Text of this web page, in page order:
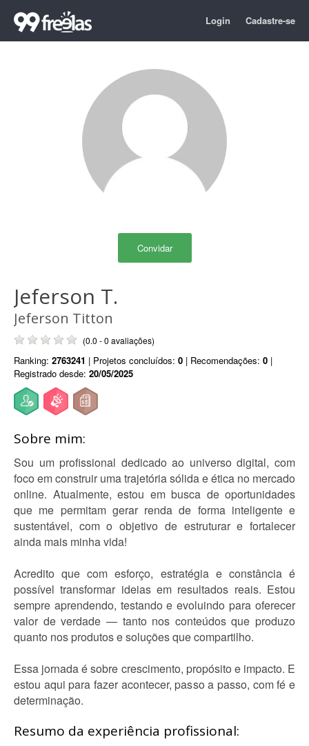
Login Cadastre-se
Convidar
Jeferson T.
Jeferson Titton
(0.0 - 0 avaliações)
Ranking: 2763241 | Projetos concluídos: 0 | Recomendações: 0 |
Registrado desde: 20/05/2025
Sobre mim:
Sou um profissional dedicado ao universo digital, com
foco em construir uma trajetória sólida e ética no mercado
online. Atualmente, estou em busca de oportunidades
que me permitam gerar renda de forma inteligente e
sustentável, com o objetivo de estruturar e fortalecer
ainda mais minha vida!
Acredito que com esforço, estratégia e constância é
possível transformar ideias em resultados reais. Estou
sempre aprendendo, testando e evoluindo para oferecer
valor de verdade — tanto nos conteúdos que produzo
quanto nos produtos e soluções que compartilho.
Essa jornada é sobre crescimento, propósito e impacto. E
estou aqui para fazer acontecer, passo a passo, com fé e
determinação.
Resumo da experiência profissional: